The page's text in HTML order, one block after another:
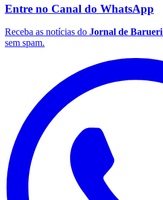
Entre no Canal do WhatsApp
Receba as notícias do Jornal de Barueri
sem spam.